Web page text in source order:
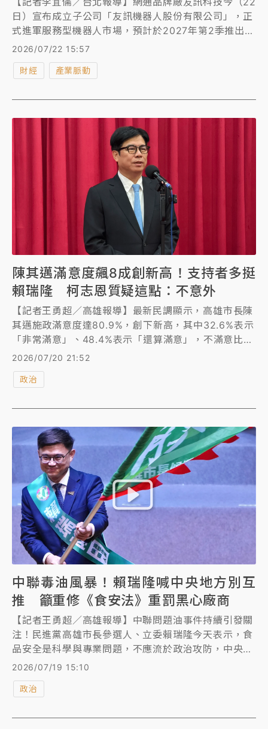
日）宣布成立子公司「友訊機器人股份有限公司」，正
式進軍服務型機器人市場，預計於2027年第2季推出首
款自研產品，將聚焦「智慧陪伴」與「安全照護」兩大
務，採取輕資產營運策略，主攻SaaS軟體服務、雲端
2026/07/22 15:57
財經 產業脈動
陳其邁滿意度飆8成創新高！支持者多挺
賴瑞隆 柯志恩質疑這點：不意外
【記者王勇超／高雄報導】最新民調顯示，高雄市長陳
其邁施政滿意度達80.9%，創下新高，其中32.6%表示
「非常滿意」、48.4%表示「還算滿意」，不滿意比例
為10.6%。交叉分析顯示，國民黨支持者中有61.6%對
陳其邁施政表示滿意。此外，在對陳其邁施政表示滿意
的受訪者中，43.7%表態支持民進黨籍高雄市長參選人
瑞隆表示，民調趨勢與團隊掌握一致；柯志恩則質疑樣
本結構失衡，認為結果不足為奇。
2026/07/20 21:52
政治
中聯毒油風暴！賴瑞隆喊中央地方別互
推 籲重修《食安法》重罰黑心廠商
【記者王勇超／高雄報導】中聯問題油事件持續引發關
注！民進黨高雄市長參選人、立委賴瑞隆今天表示，食
品安全是科學與專業問題，不應流於政治攻防，中央與
地方應各司其職、共同把關，同時呼籲朝野儘速推動修
洞，守護國人健康。
2026/07/19 15:10
政治